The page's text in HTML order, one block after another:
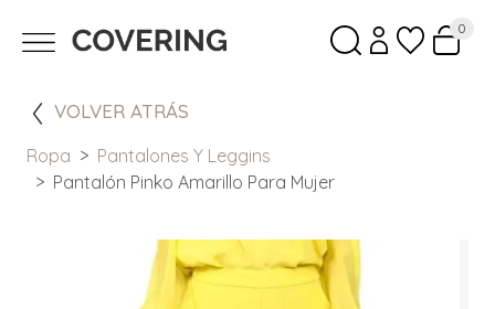
0
VOLVER ATRÁS
Ropa
Pantalones Y Leggins
Pantalón Pinko Amarillo Para Mujer